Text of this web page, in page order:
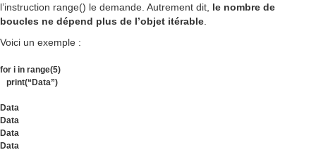
l’instruction range() le demande. Autrement dit, le nombre de
boucles ne dépend plus de l’objet itérable
Voici un exemple :
for i in range(5)
print(“Data”)
Data
Data
Data
Data